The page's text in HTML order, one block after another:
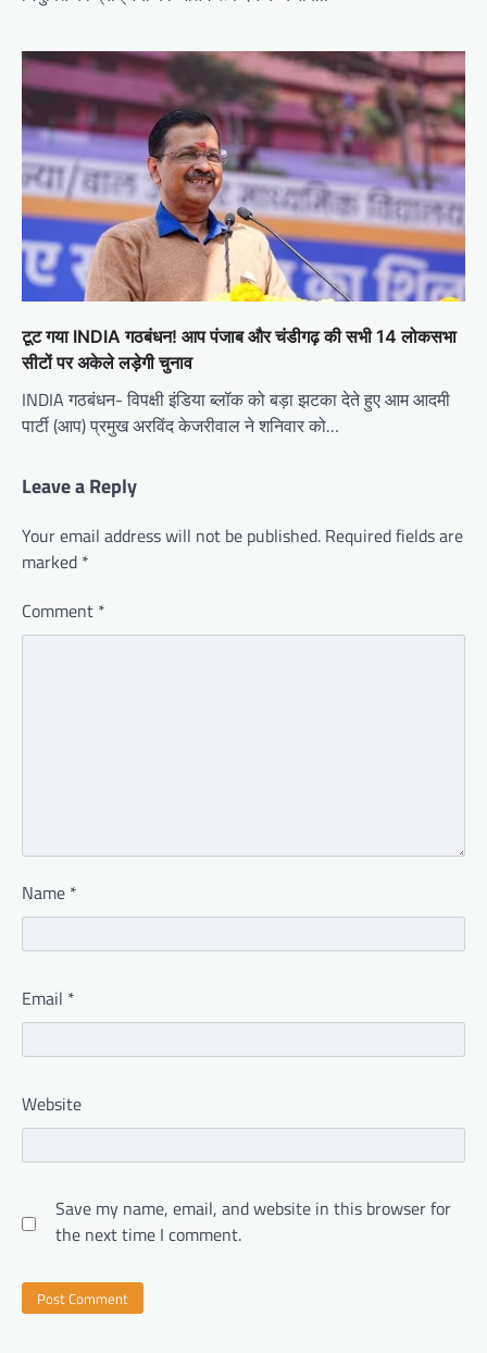
टूट गया INDIA गठबंधन! आप पंजाब और चंडीगढ़ की सभी 14 लोकसभा
सीटों पर अकेले लड़ेगी चुनाव
INDIA गठबंधन- विपक्षी इंडिया ब्लॉक को बड़ा झटका देते हुए आम आदमी
पार्टी (आप) प्रमुख अरविंद केजरीवाल ने शनिवार को…
Leave a Reply
Your email address will not be published. Required fields are
marked *
Comment *
Name *
Email *
Website
Save my name, email, and website in this browser for
the next time I comment.